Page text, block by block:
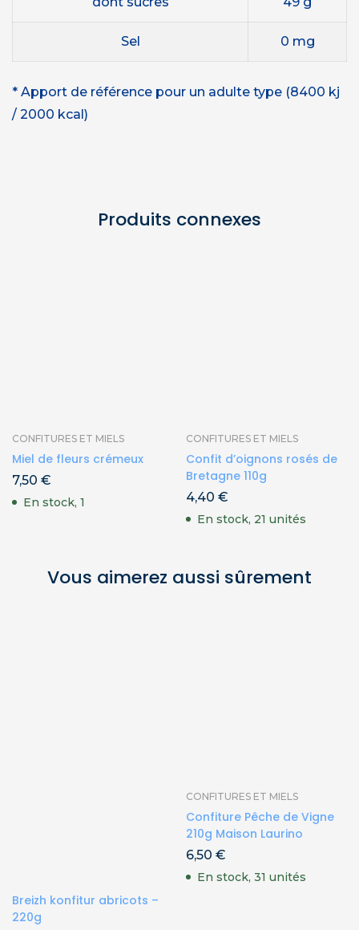
Sel 0 mg
* Apport de référence pour un adulte type (8400 kj
/ 2000 kcal)
Produits connexes
CONFITURES ET MIELS
Miel de fleurs crémeux
7,50 €
En stock, 1
CONFITURES ET MIELS
Confit d’oignons rosés de
Bretagne 110g
4,40 €
En stock, 21 unités
Vous aimerez aussi sûrement
Breizh konfitur abricots –
220g
CONFITURES ET MIELS
Confiture Pêche de Vigne
210g Maison Laurino
6,50 €
En stock, 31 unités